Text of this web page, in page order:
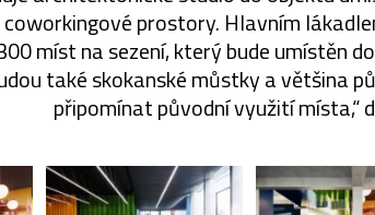
prostory. Hlavním
míst na sezení, který bude umístěn
také skokanské můstky a většina
připomínat původní využití místa,“